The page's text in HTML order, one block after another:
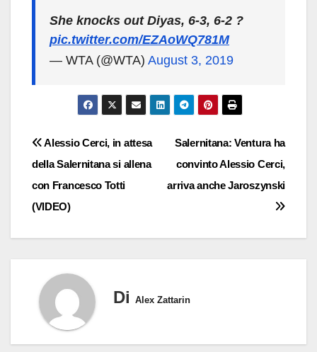
She knocks out Diyas, 6-3, 6-2 ?
pic.twitter.com/EZAoWQ781M
— WTA (@WTA) August 3, 2019
Navigazione
articoli
Salernitana: Ventura ha
convinto Alessio Cerci,
arriva anche Jaroszynski
Alessio Cerci, in attesa
della Salernitana si allena
con Francesco Totti
(VIDEO)
Di Alex Zattarin